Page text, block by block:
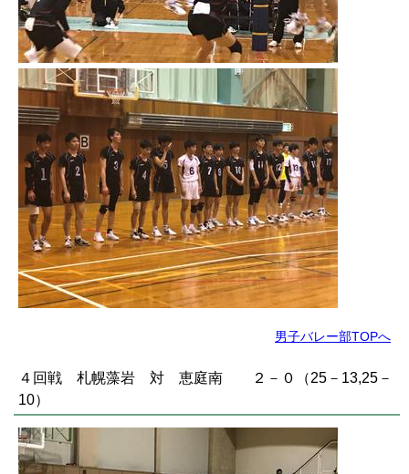
男子バレー部TOPへ
４回戦 札幌藻岩 対 恵庭南 ２－０（25－13,25－
10）